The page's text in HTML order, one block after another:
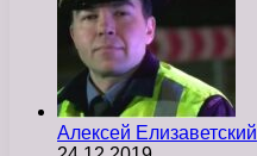
Алексей Елизаветский